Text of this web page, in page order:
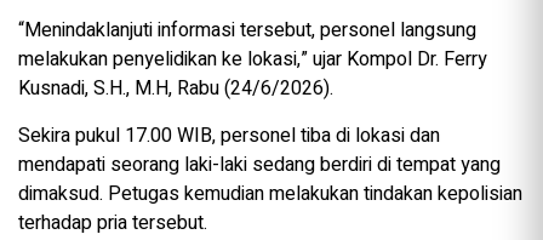
“Menindaklanjuti informasi tersebut, personel langsung
melakukan penyelidikan ke lokasi,” ujar Kompol Dr. Ferry
Kusnadi, S.H., M.H, Rabu (24/6/2026).
Sekira pukul 17.00 WIB, personel tiba di lokasi dan
mendapati seorang laki-laki sedang berdiri di tempat yang
dimaksud. Petugas kemudian melakukan tindakan kepolisian
terhadap pria tersebut.